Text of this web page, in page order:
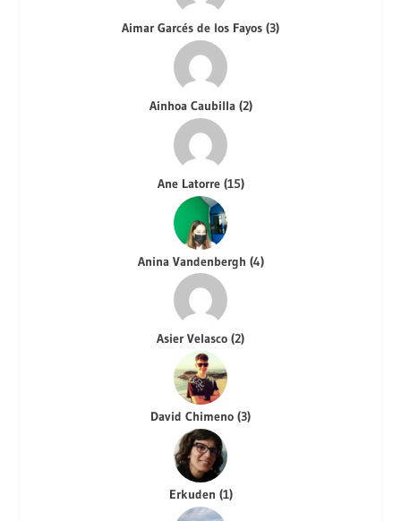
Aimar Garcés de los Fayos (3)
Ainhoa Caubilla (2)
Ane Latorre (15)
Anina Vandenbergh (4)
Asier Velasco (2)
David Chimeno (3)
Erkuden (1)